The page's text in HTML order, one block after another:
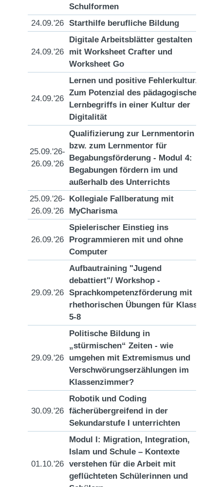
Schulformen
24.09.'26 Starthilfe berufliche Bildung
24.09.'26
Digitale Arbeitsblätter gestalten
mit Worksheet Crafter und
Worksheet Go
24.09.'26
Lernen und positive Fehlerkultur.
Zum Potenzial des pädagogischen
Lernbegriffs in einer Kultur der
Digitalität
25.09.'26-
26.09.'26
Qualifizierung zur Lernmentorin
bzw. zum Lernmentor für
Begabungsförderung - Modul 4:
Begabungen fördern im und
außerhalb des Unterrichts
25.09.'26-
26.09.'26
Kollegiale Fallberatung mit
MyCharisma
26.09.'26
Spielerischer Einstieg ins
Programmieren mit und ohne
Computer
29.09.'26
Aufbautraining "Jugend
debattiert"/ Workshop -
Sprachkompetenzförderung mit
rhethorischen Übungen für Klasse
5-8
29.09.'26
Politische Bildung in
„stürmischen“ Zeiten - wie
umgehen mit Extremismus und
Verschwörungserzählungen im
Klassenzimmer?
30.09.'26
Robotik und Coding
fächerübergreifend in der
Sekundarstufe I unterrichten
01.10.'26
Modul I: Migration, Integration,
Islam und Schule – Kontexte
verstehen für die Arbeit mit
geflüchteten Schülerinnen und